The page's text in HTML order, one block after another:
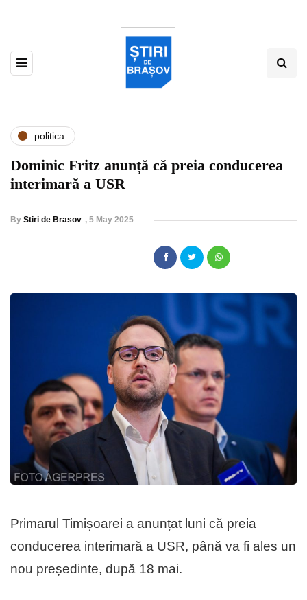
politica
Dominic Fritz anunță că preia conducerea
interimară a USR
By Stiri de Brasov , 5 May 2025
Primarul Timișoarei a anunțat luni că preia
conducerea interimară a USR, până va fi ales un
nou președinte, după 18 mai.